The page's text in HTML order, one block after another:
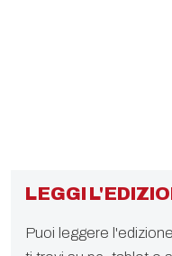
LEGGI
Puoi leggere